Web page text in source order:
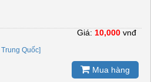
Trung Quốc]
Giá: 10,000 vnđ
Mua hàng